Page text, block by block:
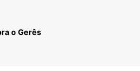
o Gerês